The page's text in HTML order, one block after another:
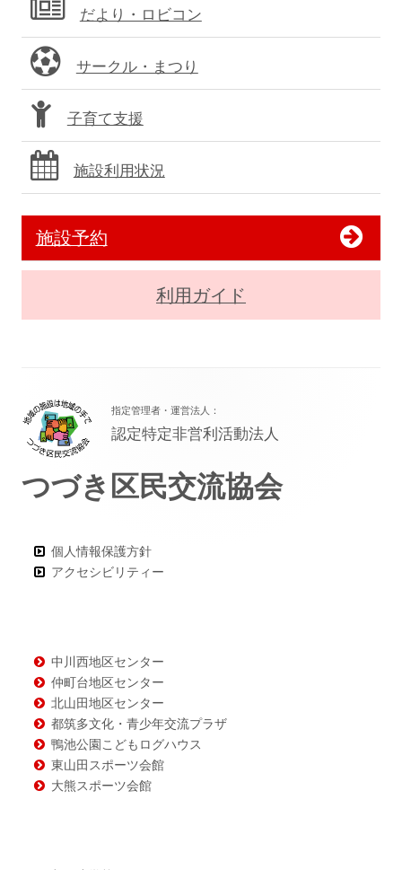
だより・ロビコン
サークル・まつり
子育て支援
施設利用状況
施設予約
利用ガイド
ッ
タ
ー・
ン
テ
指定管理者・運営法人：
認定特定非営利活動法人
つづき区民交流協会
個人情報保護方針
アクセシビリティー
中川西地区センター
仲町台地区センター
北山田地区センター
都筑多文化・青少年交流プラザ
鴨池公園こどもログハウス
東山田スポーツ会館
大熊スポーツ会館